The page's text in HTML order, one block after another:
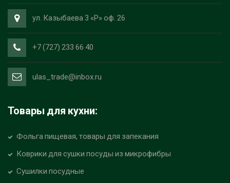
ул. Казыбаева 3 «Р» оф. 26
+7 (727) 233 66 40
ulas_trade@inbox.ru
Товары для кухни:
Фольга пищевая, товары для запекания
Коврики для сушки посуды из микрофибры
Сушилки посудные